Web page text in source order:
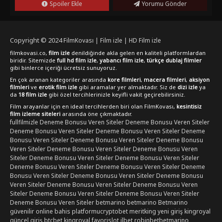
Spoiler Ekle Yorumu Gönder
Copyright © 2024FilmKovası | Film izle | HD Film izle
filmkovasi.co, film izle denildiğinde akla gelen en kaliteli platformlardan
biridir. Sitemizde full hd film izle, yabancı film izle, türkçe dublaj filmler
gibi binlerce içeriği ücretsiz sunuyoruz.
En çok aranan kategoriler arasında kore filmleri, macera filmleri, aksiyon
filmleri ve erotik film izle gibi aramalar yer almaktadır. Siz de dizi izle ya
da 18 film izle gibi özel tercihlerinizle keyifli vakit geçirebilirsiniz.
Film arayanlar için en ideal tercihlerden biri olan FilmKovası, kesintisiz
film izleme siteleri arasında öne çıkmaktadır.
fullfilmizle Deneme Bonusu Veren SitelerDeneme Bonusu Veren Siteler
Deneme Bonusu Veren SitelerDeneme Bonusu Veren SitelerDeneme
Bonusu Veren SitelerDeneme Bonusu Veren SitelerDeneme Bonusu
Veren SitelerDeneme Bonusu Veren SitelerDeneme Bonusu Veren
SitelerDeneme Bonusu Veren SitelerDeneme Bonusu Veren Siteler
Deneme Bonusu Veren SitelerDeneme Bonusu Veren SitelerDeneme
Bonusu Veren SitelerDeneme Bonusu Veren SitelerDeneme Bonusu
Veren SitelerDeneme Bonusu Veren SitelerDeneme Bonusu Veren
SitelerDeneme Bonusu Veren SitelerDeneme Bonusu Veren Siteler
Deneme Bonusu Veren Sitelerbetmarino betmarino Betmarino
güvenilir online bahis platformucryptobetmeritking yeni girişkingroyal